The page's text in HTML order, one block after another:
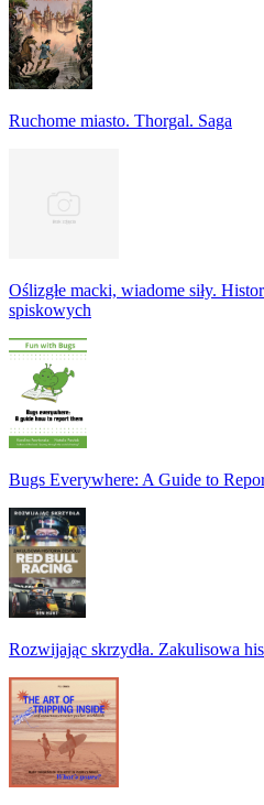
Ruchome miasto. Thorgal. Saga
Oślizgłe macki, wiadome siły.
spiskowych
Bugs Everywhere: A Guide to
Rozwijając skrzydła. Zakulisowa